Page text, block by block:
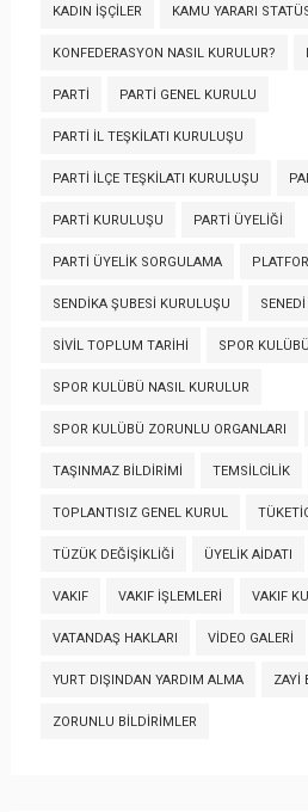
KADIN İŞÇILER KAMU YARARI
KONFEDERASYON NASIL KURULUR?
PARTI PARTI GENEL KURULU
PARTI İL TEŞKILATI KURULUŞU
PARTI İLÇE TEŞKILATI KURULUŞU
PARTI KURULUŞU PARTI ÜYELIĞI
PARTI ÜYELIK SORGULAMA
SENDIKA ŞUBESI KURULUŞU
SIVIL TOPLUM TARIHI SPOR
SPOR KULÜBÜ NASIL KURULUR
SPOR KULÜBÜ ZORUNLU ORGANLARI
TAŞINMAZ BILDIRIMI TEMSILCILIK
TOPLANTISIZ GENEL KURUL
TÜZÜK DEĞIŞIKLIĞI ÜYELIK AIDATI
VAKIF VAKIF İŞLEMLERI VAKIF
VATANDAŞ HAKLARI VIDEO GALERI
YURT DIŞINDAN YARDIM ALMA ZAYI
ZORUNLU BILDIRIMLER